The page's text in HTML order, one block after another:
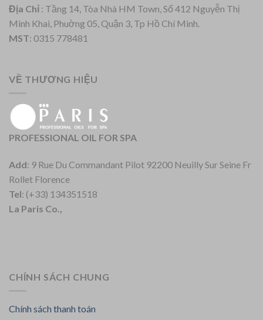
Địa Chỉ : Tầng 14, Tòa Nhà HM Town, Số 412 Nguyễn Thị
Minh Khai, Phuờng 05, Quận 3, Tp Hồ Chí Minh.
MST: 0315 778481
VỀ THƯƠNG HIỆU
PROFESSIONAL OIL FOR SPA
Add: 9 Rue Du Commandant Pilot 92200 Neuilly Sur Seine Fr
Rollet Florence
Tel: (+33) 134351518
La Paris Co.,
CHÍNH SÁCH CHUNG
Chính sách thanh toán